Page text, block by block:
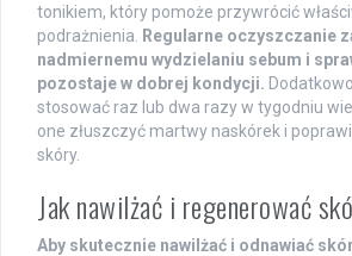
tonikiem, który pomoże przywrócić
podrażnienia. Regularne oczyszczanie
nadmiernemu wydzielaniu sebum i
pozostaje w dobrej kondycji.
stosować raz lub dwa razy w tygodniu
one złuszczyć martwy naskórek i
skóry.
Jak nawilżać i regenerować
Aby skutecznie nawilżać i odnawiać